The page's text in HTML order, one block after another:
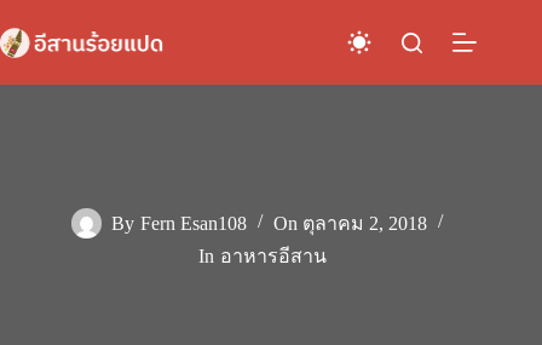
to
content
By Fern Esan108 On ตุลาคม 2, 2018
In อาหารอีสาน